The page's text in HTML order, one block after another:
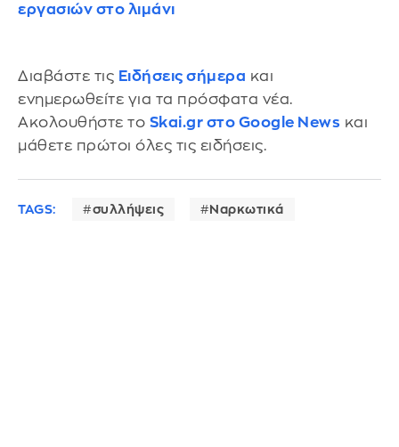
εργασιών στο λιμάνι
Διαβάστε τις Ειδήσεις σήμερα και
ενημερωθείτε για τα πρόσφατα νέα.
Ακολουθήστε το Skai.gr στο Google News και
μάθετε πρώτοι όλες τις ειδήσεις.
TAGS: συλλήψεις Ναρκωτικά